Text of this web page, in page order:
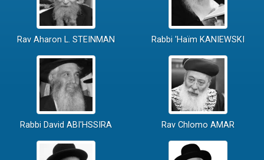
Rav Aharon L. STEINMAN Rabbi 'Haïm KANIEWSKI
Rabbi David ABI'HSSIRA Rav Chlomo AMAR